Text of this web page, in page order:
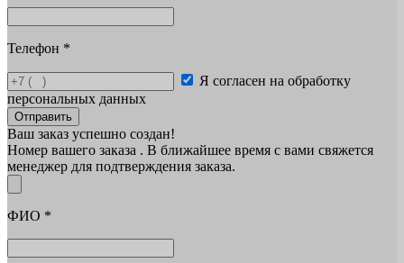
Телефон *
Я согласен на обработку
персональных данных
Отправить
Ваш заказ успешно создан!
Номер вашего заказа . В ближайшее время с вами свяжется
менеджер для подтверждения заказа.
ФИО *